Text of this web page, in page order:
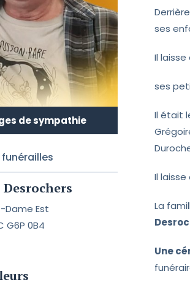
de sympathie
Dame Est
G6P 0B4
ses
Il
ses
Il était
Il
La
Une